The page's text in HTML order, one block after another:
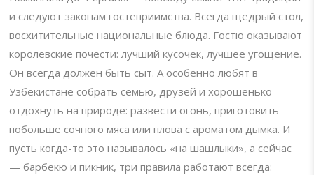
и следуют законам гостеприимства. Всегда щедрый стол,
восхитительные национальные блюда. Гостю оказывают
королевские почести: лучший кусочек, лучшее угощение.
Он всегда должен быть сыт. А особенно любят в
Узбекистане собрать семью, друзей и хорошенько
отдохнуть на природе: развести огонь, приготовить
побольше сочного мяса или плова с ароматом дымка. И
пусть когда-то это называлось «на шашлыки», а сейчас
— барбекю и пикник, три правила работают всегда: